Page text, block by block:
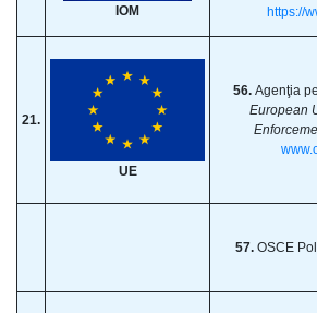
IOM
https://
21.
UE
56. Agenţia
European
57. OSCE